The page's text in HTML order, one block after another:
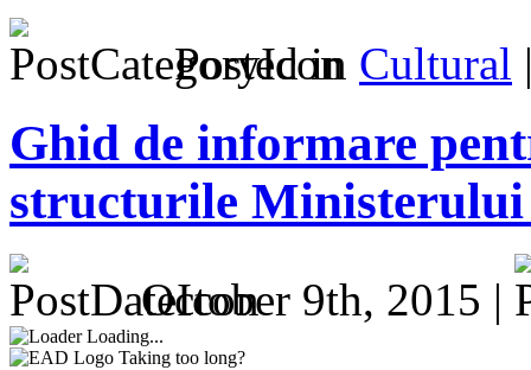
Posted in Cultural
Ghid de informare
structurile
October 9th, 2015 |
Loading...
Taking too long?